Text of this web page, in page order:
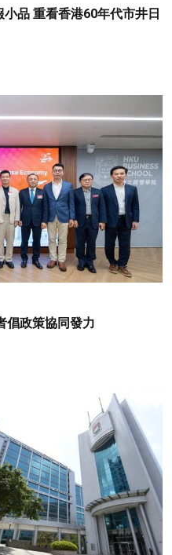
品 重看香港60年代市井日
倡政策協同發力